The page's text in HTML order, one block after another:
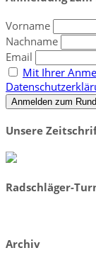
Vorname
Nachname
Email
Mit Ihrer
Unsere
Radschläger-
Archiv